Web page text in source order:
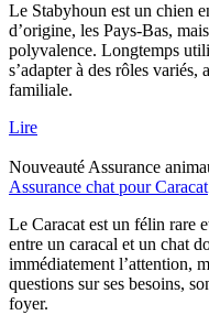
Le Stabyhoun est un chien
d’origine, les Pays-Bas,
polyvalence. Longtemps
s’adapter à des rôles variés,
familiale.
Lire
NouveautéAssurance
Assurance chat pour Caracat
Le Caracat est un félin rare
entre un caracal et un chat
immédiatement l’attention,
questions sur ses besoins,
foyer.